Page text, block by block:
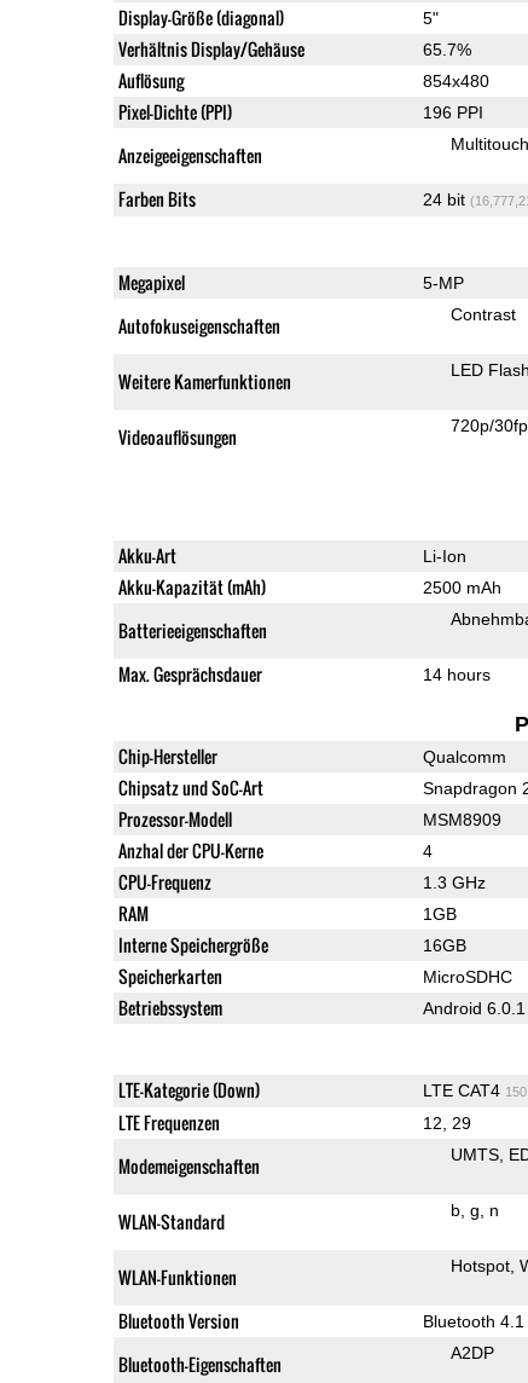
Display-Größe (diagonal) 5"
Verhältnis Display/Gehäuse 65.7%
Auflösung 854x480
Pixel-Dichte (PPI) 196 PPI
Anzeigeeigenschaften Multitouch
Farben Bits 24 bit
Megapixel 5-MP
Autofokuseigenschaften Contrast
Weitere Kamerfunktionen LED Flash
Videoauflösungen 720p/
Akku-Art Li-Ion
Akku-Kapazität (mAh) 2500 mAh
Batterieeigenschaften
Max. Gesprächsdauer 14 hours
Chip-Hersteller Qualcomm
Chipsatz und SoC-Art Snapdragon
Prozessor-Modell MSM8909
Anzhal der CPU-Kerne 4
CPU-Frequenz 1.3 GHz
RAM 1GB
Interne Speichergröße 16GB
Speicherkarten MicroSDHC
Betriebssystem Android 6.0.1
LTE-Kategorie (Down) LTE CAT4
LTE Frequenzen 12, 29
Modemeigenschaften UMTS
WLAN-Standard b g n
WLAN-Funktionen Hotspot
Bluetooth Version Bluetooth 4.1
Bluetooth-Eigenschaften A2DP